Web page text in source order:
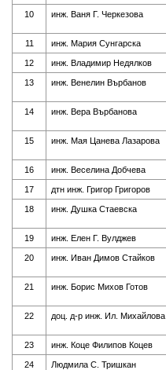
10 инж. Ваня Г. Черкезова
11 инж. Мария Сунгарска
12 инж. Владимир Недялков
13 инж. Венелин Върбанов
14 инж. Вера Върбанова
15 инж. Мая Цанева Лазарова
16 инж. Веселина Добчева
17 дтн инж. Григор Григоров
18 инж. Душка Стаевска
19 инж. Елен Г. Вулджев
20 инж. Иван Димов Стайков
21 инж. Борис Михов Готов
22 доц. д-р инж. Ил. Михайлова
23 инж. Коце Филипов Коцев
24 Людмила С. Тришкан